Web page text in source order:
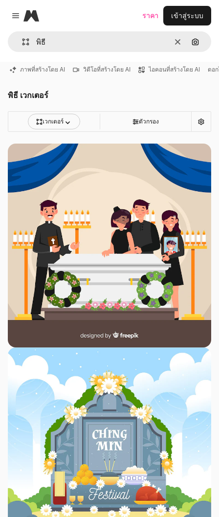
Close menu
Magnific
ชัดเจนค้นหา
ราคา เข้าสู่ระบบ
ภาพที่สร้างโดย AI วิดีโอที่สร้างโดย AI ไอคอนที่สร้างโดย AI ดอ
พิธี เวกเตอร์
เวกเตอร์ ตัวกรอง